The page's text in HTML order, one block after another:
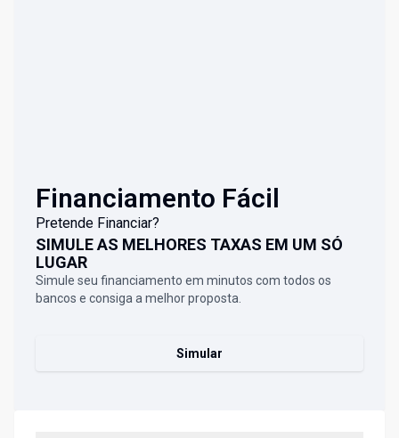
Financiamento Fácil
Pretende Financiar?
SIMULE AS MELHORES TAXAS EM UM SÓ
LUGAR
Simule seu financiamento em minutos com todos os
bancos e consiga a melhor proposta.
Simular